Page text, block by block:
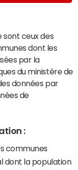
sont ceux des
dont les
par la
du ministère de
données par
de
:
communes
dont la population